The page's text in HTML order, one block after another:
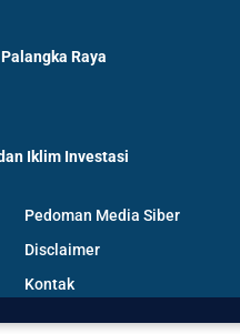
Raya
Iklim Investasi
Pedoman Media Siber
Disclaimer
Kontak